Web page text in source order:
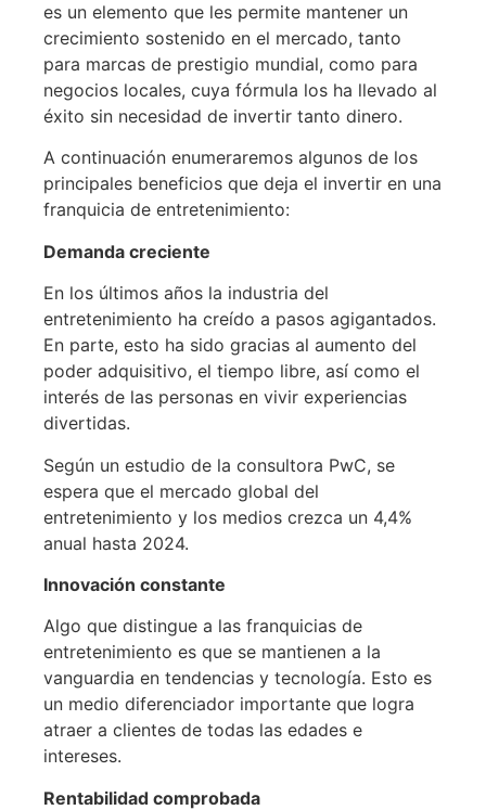
es un elemento que les permite mantener un
crecimiento sostenido en el mercado, tanto
para marcas de prestigio mundial, como para
negocios locales, cuya fórmula los ha llevado al
éxito sin necesidad de invertir tanto dinero.
A continuación enumeraremos algunos de los
principales beneficios que deja el invertir en una
franquicia de entretenimiento:
Demanda creciente
En los últimos años la industria del
entretenimiento ha creído a pasos agigantados.
En parte, esto ha sido gracias al aumento del
poder adquisitivo, el tiempo libre, así como el
interés de las personas en vivir experiencias
divertidas.
Según un estudio de la consultora PwC, se
espera que el mercado global del
entretenimiento y los medios crezca un 4,4%
anual hasta 2024.
Innovación constante
Algo que distingue a las franquicias de
entretenimiento es que se mantienen a la
vanguardia en tendencias y tecnología. Esto es
un medio diferenciador importante que logra
atraer a clientes de todas las edades e
intereses.
Rentabilidad comprobada